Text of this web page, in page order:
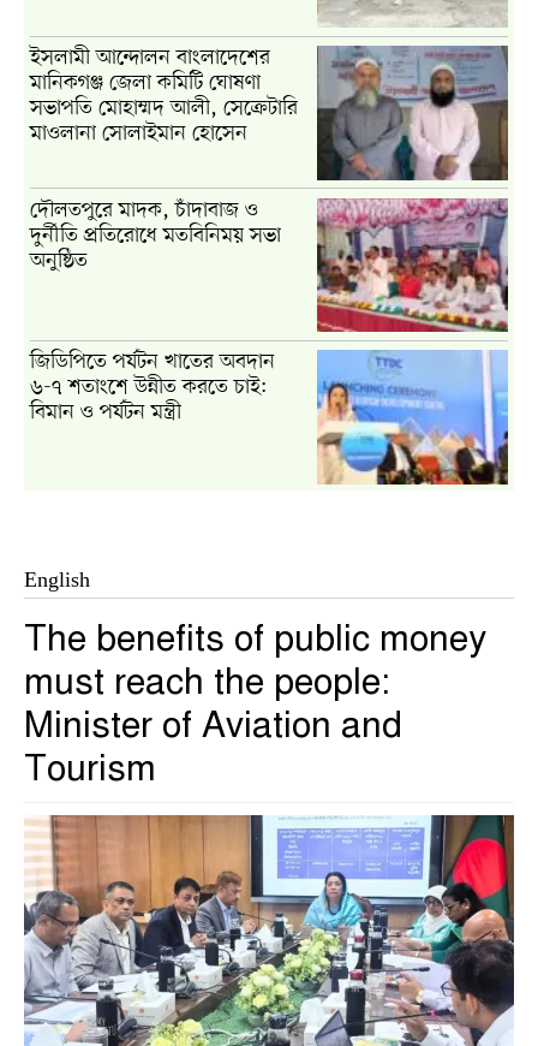
ইসলামী আন্দোলন বাংলাদেশের
মানিকগঞ্জ জেলা কমিটি ঘোষণা
সভাপতি মোহাম্মদ আলী, সেক্রেটারি
মাওলানা সোলাইমান হোসেন
দৌলতপুরে মাদক, চাঁদাবাজ ও
দুর্নীতি প্রতিরোধে মতবিনিময় সভা
অনুষ্ঠিত
জিডিপিতে পর্যটন খাতের অবদান
৬-৭ শতাংশে উন্নীত করতে চাই:
বিমান ও পর্যটন মন্ত্রী